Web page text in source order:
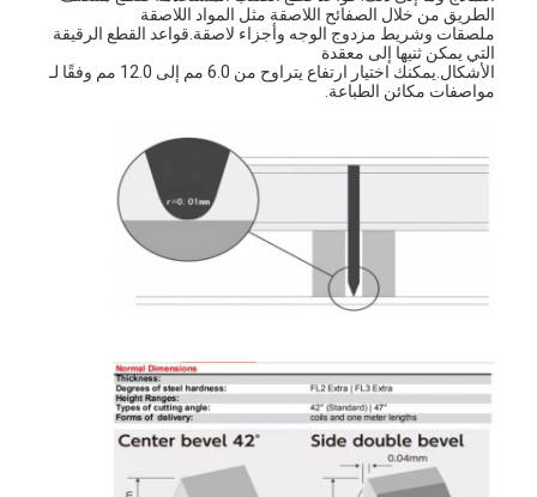
آلة السيارات بندر
صناعيّ يرقّق آلة
وظيفة الصحافة المعدات
مستهلكات أخرى
آلة الوسم الليزر
الطريق من خلال الصفائح اللاصقة مثل المواد اللاصقة
ملصقات وشريط مزدوج الوجه وأجزاء لاصقة.قواعد القطع الرقيقة
التي يمكن ثنيها إلى معقدة
الأشكال.يمكنك اختيار ارتفاع يتراوح من 6.0 مم إلى 12.0 مم وفقًا لـ
مواصفات مكائن ​​الطباعة.